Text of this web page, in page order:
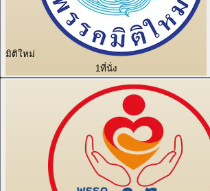
มิติใหม่
1ที่นั่ง